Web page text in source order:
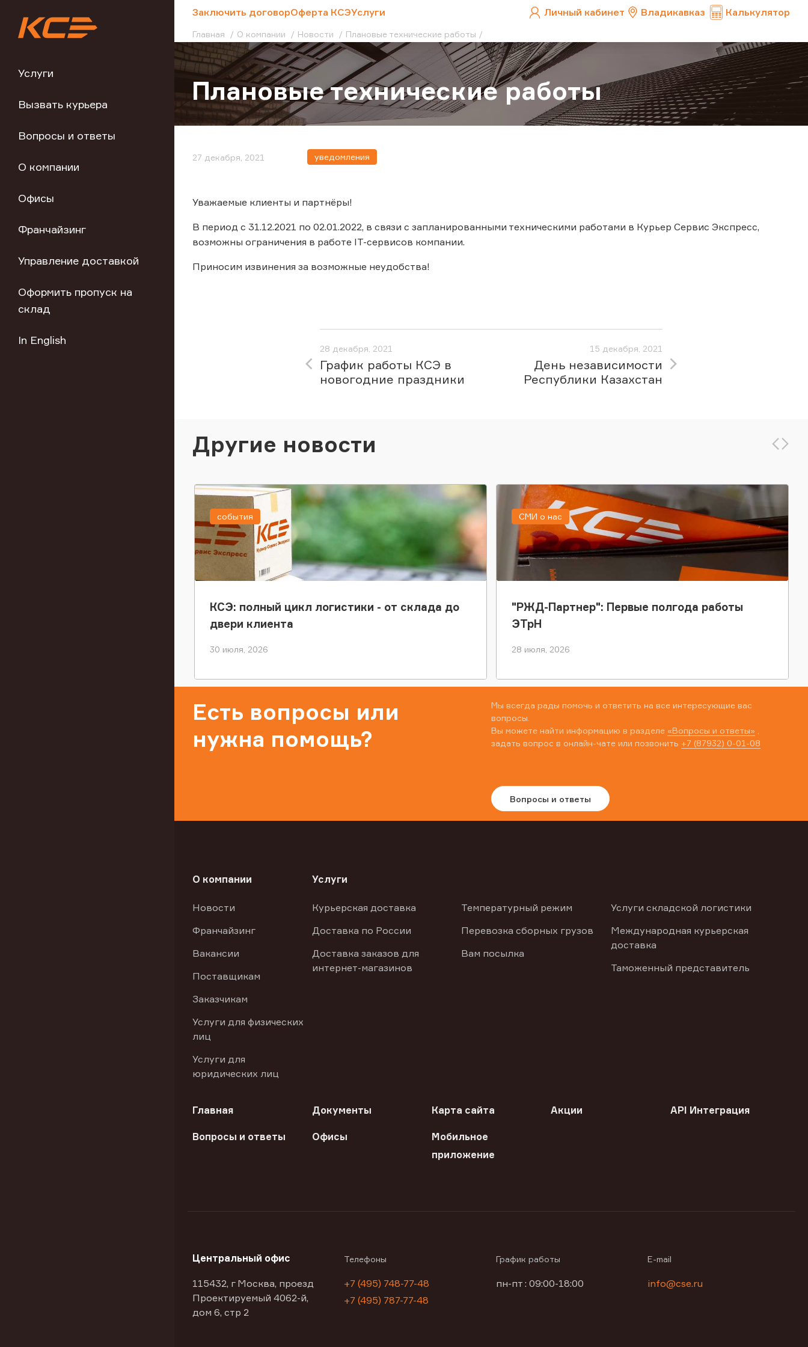
Услуги
Вызвать курьера
Вопросы и ответы
О компании
Офисы
Франчайзинг
Управление доставкой
Оформить пропуск на
склад
In English
Заключить договорОферта КСЭУслуги Личный кабинет Владикавказ Калькулятор
Главная О компании Новости Плановые технические работы
Плановые технические работы
27 декабря, 2021 уведомления
Уважаемые клиенты и партнёры!
В период с 31.12.2021 по 02.01.2022, в связи с запланированными техническими работами в Курьер Сервис Экспресс,
возможны ограничения в работе IT-сервисов компании.
Приносим извинения за возможные неудобства!
28 декабря, 2021
График работы КСЭ в
новогодние праздники
15 декабря, 2021
День независимости
Республики Казахстан
Другие новости
КСЭ: полный цикл логистики - от склада до
двери клиента
30 июля, 2026
события
"РЖД-Партнер": Первые полгода работы
ЭТрН
28 июля, 2026
СМИ о нас
Есть вопросы или
нужна помощь?
Мы всегда рады помочь и ответить на все интересующие вас
вопросы.
Вы можете найти информацию в разделе «Вопросы и ответы»
задать вопрос в онлайн-чате или позвонить +7 (87932) 0-01-08
Вопросы и ответы
О компании
Новости
Франчайзинг
Вакансии
Поставщикам
Заказчикам
Услуги для физических
лиц
Услуги для
юридических лиц
Услуги
Курьерская доставка
Доставка по России
Доставка заказов для
интернет-магазинов
Температурный режим
Перевозка сборных грузов
Вам посылка
Услуги складской логистики
Международная курьерская
доставка
Таможенный представитель
Главная Документы Карта сайта Акции API Интеграция
Вопросы и ответы Офисы
Мобильное
приложение
Центральный офис
115432, г Москва, проезд
Проектируемый 4062-й,
дом 6, стр 2
Телефоны
+7 (495) 748-77-48
+7 (495) 787-77-48
График работы
пн-пт : 09:00-18:00
E-mail
info@cse.ru